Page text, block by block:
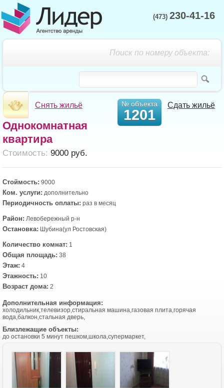
(473) 230-41-16
Поиск по номеру объекта:
Снять жильё Сдать жильё
№ объекта
1201
Однокомнатная
квартира
Cтоимость: 9000 руб.
Стоймость: 9000
Ком. услуги: дополнительно
Периодичность оплаты: раз в месяц
Район: Левобережный р-н
Остановка: Шубина(ул Ростовская)
Количество комнат: 1
Общая площадь: 38
Этаж: 4
Этажность: 10
Возраст дома: 2
Дополнительная информация:
холодильник,телевизор,стиральная машина,газовая плита,горячая
вода,балкон,стальная дверь,
Близлежащие объекты:
до остановки 5 минут пешком,школа,супермаркет,